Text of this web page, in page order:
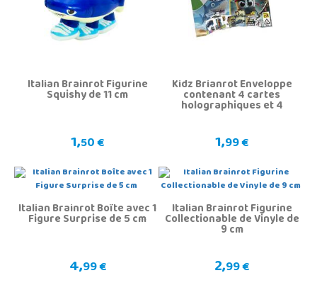
Italian Brainrot Figurine
Squishy de 11 cm
1,50 €
Kidz Brianrot Enveloppe
contenant 4 cartes
holographiques et 4
tatouages
1,99 €
Italian Brainrot Boîte avec 1
Figure Surprise de 5 cm
4,99 €
Italian Brainrot Figurine
Collectionable de Vinyle de
9 cm
2,99 €